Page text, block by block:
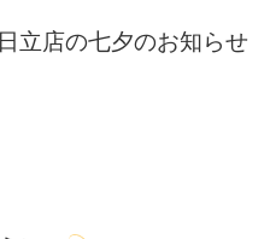
立店の七夕のお知らせ